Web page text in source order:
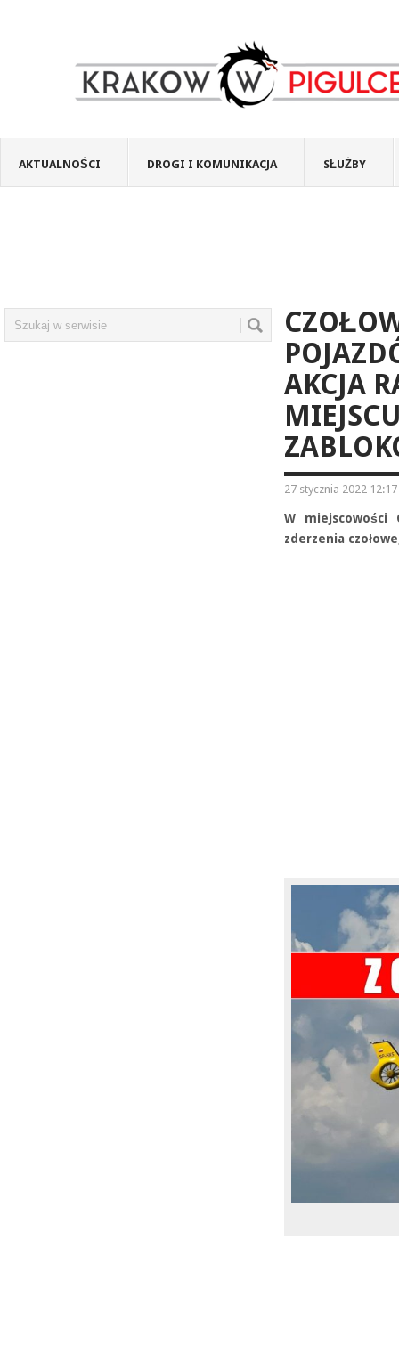
AKTUALNOŚCI DROGI I KOMUNIKACJA SŁUŻBY
AKCJA
27 stycznia 2022 12:17
W miejscowości
zderzenia